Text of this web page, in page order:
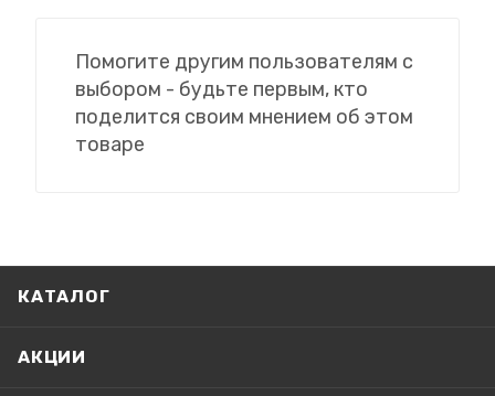
Помогите другим пользователям с
выбором - будьте первым, кто
поделится своим мнением об этом
товаре
КАТАЛОГ
АКЦИИ